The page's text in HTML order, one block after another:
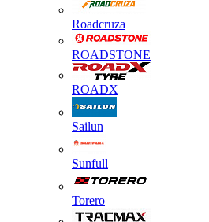
Roadcruza
ROADSTONE
ROADX
Sailun
Sunfull
Torero